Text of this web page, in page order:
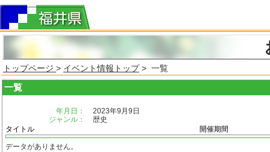
トップページ > イベント情報トップ> 一覧
一覧
年月日：
2023年9月9日
ジャンル：
歴史
タイトル
開催期間
データがありません。